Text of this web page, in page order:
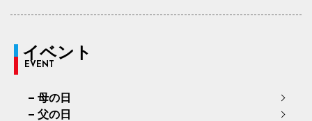
イベント
EVENT
母の日
父の日